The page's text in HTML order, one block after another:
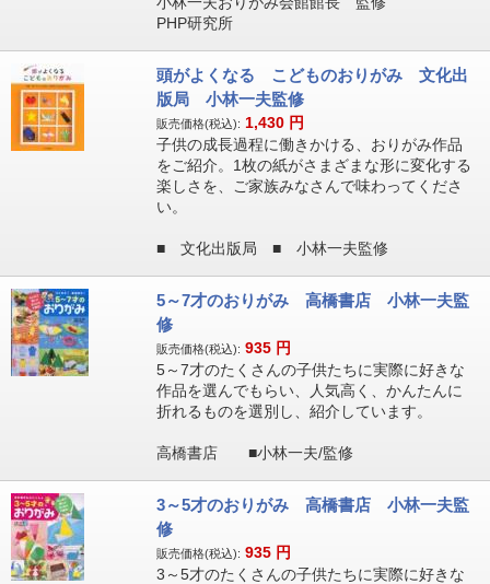
PHP研究所
頭がよくなる こどものおりがみ 文化出
版局 小林一夫監修
販売価格(税込): 1,430 円
子供の成長過程に働きかける、おりがみ作品
をご紹介。1枚の紙がさまざまな形に変化する
楽しさを、ご家族みなさんで味わってくださ
い。
■ 文化出版局 ■ 小林一夫監修
5～7才のおりがみ 高橋書店 小林一夫監
修
販売価格(税込): 935 円
5～7才のたくさんの子供たちに実際に好きな
作品を選んでもらい、人気高く、かんたんに
折れるものを選別し、紹介しています。
高橋書店 ■小林一夫/監修
3～5才のおりがみ 高橋書店 小林一夫監
修
販売価格(税込): 935 円
3～5才のたくさんの子供たちに実際に好きな